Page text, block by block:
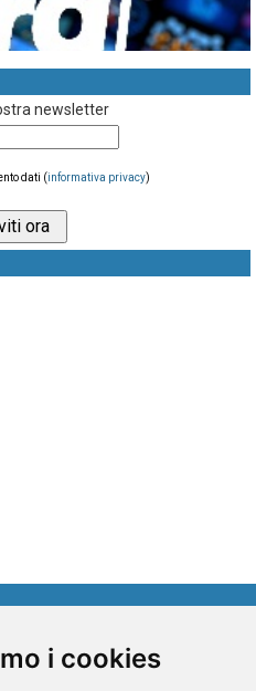
i cookies
newsletter
dati (informativa privacy)